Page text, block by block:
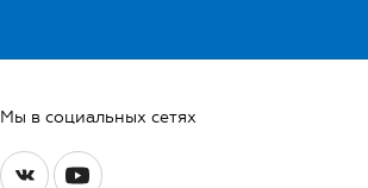
Мы в социальных сетях